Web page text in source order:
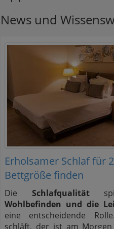
News und
Erholsamer Schlaf für
Bettgröße finden
Die Schlafqualität
Wohlbefinden und die
eine entscheidende
schläft, der ist am